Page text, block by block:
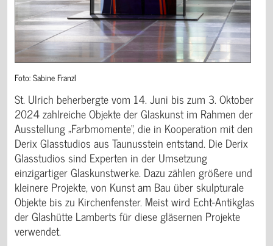
Foto: Sabine Franzl
St. Ulrich beherbergte vom 14. Juni bis zum 3. Oktober
2024 zahlreiche Objekte der Glaskunst im Rahmen der
Ausstellung „Farbmomente“, die in Kooperation mit den
Derix Glasstudios aus Taunusstein entstand. Die Derix
Glasstudios sind Experten in der Umsetzung
einzigartiger Glaskunstwerke. Dazu zählen größere und
kleinere Projekte, von Kunst am Bau über skulpturale
Objekte bis zu Kirchenfenster. Meist wird Echt-Antikglas
der Glashütte Lamberts für diese gläsernen Projekte
verwendet.